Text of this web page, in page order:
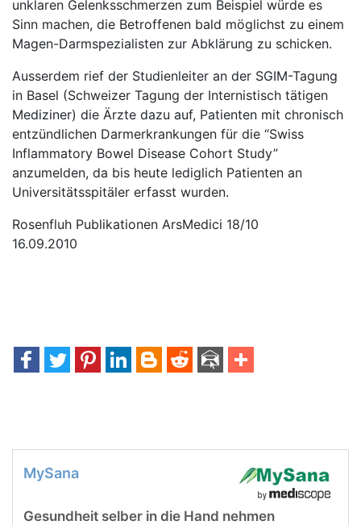
unklaren Gelenksschmerzen zum Beispiel würde es
Sinn machen, die Betroffenen bald möglichst zu einem
Magen-Darmspezialisten zur Abklärung zu schicken.
Ausserdem rief der Studienleiter an der SGIM-Tagung
in Basel (Schweizer Tagung der Internistisch tätigen
Mediziner) die Ärzte dazu auf, Patienten mit chronisch
entzündlichen Darmerkrankungen für die “Swiss
Inflammatory Bowel Disease Cohort Study”
anzumelden, da bis heute lediglich Patienten an
Universitätsspitäler erfasst wurden.
Rosenfluh Publikationen ArsMedici 18/10
16.09.2010
MySana
Gesundheit selber in die Hand nehmen